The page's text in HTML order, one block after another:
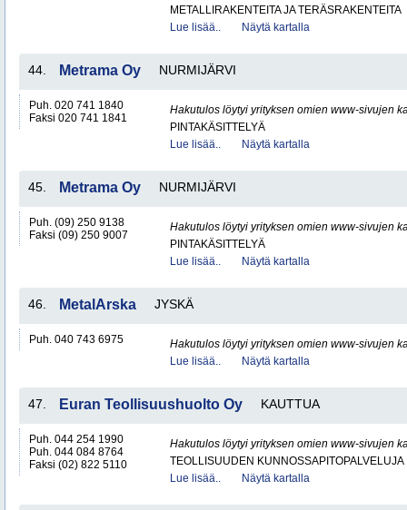
METALLIRAKENTEITA JA TERÄSRAKENTEITA
Lue lisää..
Näytä kartalla
44. Metrama Oy NURMIJÄRVI
Puh. 020 741 1840
Faksi 020 741 1841
Hakutulos löytyi yrityksen omien www-sivujen
PINTAKÄSITTELYÄ
Lue lisää..
Näytä kartalla
45. Metrama Oy NURMIJÄRVI
Puh. (09) 250 9138
Faksi (09) 250 9007
Hakutulos löytyi yrityksen omien www-sivujen
PINTAKÄSITTELYÄ
Lue lisää..
Näytä kartalla
46. MetalArska JYSKÄ
Puh. 040 743 6975
Hakutulos löytyi yrityksen omien www-sivujen
Lue lisää..
Näytä kartalla
47. Euran Teollisuushuolto Oy KAUTTUA
Puh. 044 254 1990
Puh. 044 084 8764
Faksi (02) 822 5110
Hakutulos löytyi yrityksen omien www-sivujen
TEOLLISUUDEN KUNNOSSAPITOPALVELUJA
Lue lisää..
Näytä kartalla